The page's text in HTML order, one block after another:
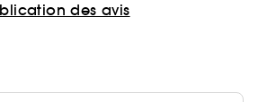
des avis